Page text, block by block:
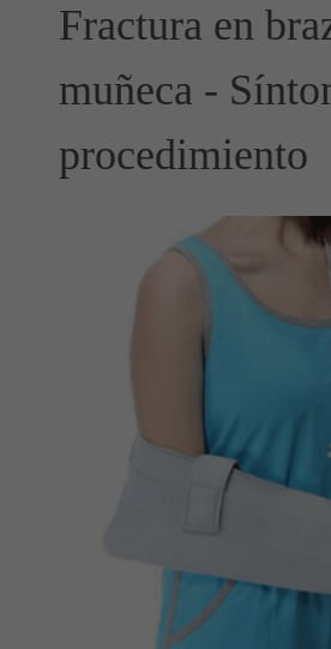
Fractura en
muñeca -
procedimiento